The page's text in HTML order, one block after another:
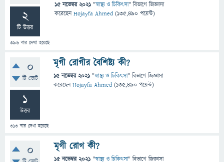
2
টি উত্তর
396 বার দেখা হয়েছে
15 নভেম্বর 2021 "স্বাস্থ্য ও চিকিৎসা" বিভাগে জিজ্ঞাসা
করেছেনHojayfa Ahmed (135,490 পয়েন্ট)
0
টি ভোট
1
উত্তর
313 বার দেখা হয়েছে
মৃগী রোগীর বৈশিষ্ট্য কী?
15 নভেম্বর 2021 "স্বাস্থ্য ও চিকিৎসা" বিভাগে জিজ্ঞাসা
করেছেনHojayfa Ahmed (135,490 পয়েন্ট)
0 মৃগী রোগ কী?
15 নভেম্বর 2021 "স্বাস্থ্য ও চিকিৎসা" বিভাগে জিজ্ঞাসা